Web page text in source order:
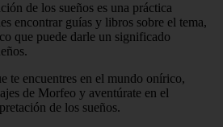
de los sueños es una práctica
encontrar guías y libros sobre el tema,
que puede darle un significado
te encuentres en el mundo onírico,
de Morfeo y aventúrate en el
de los sueños.